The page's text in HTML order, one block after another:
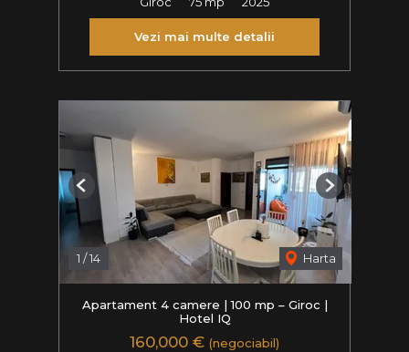
Vezi mai multe detalii
1 /14 Harta
Previous Next
Apartament 4 camere | 100 mp – Giroc |
Hotel IQ
160,000 € (negociabil)